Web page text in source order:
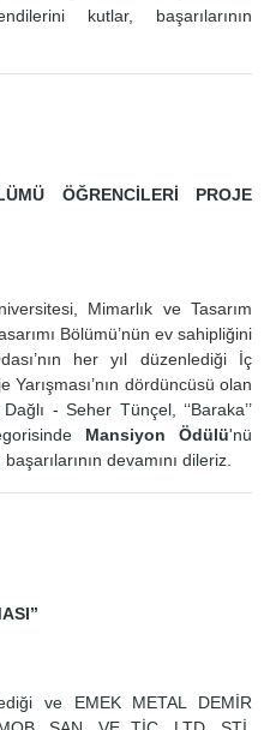
kutlar, başarılarının
ÖĞRENCİLERİ PROJE
Mimarlık ve Tasarım
Bölümü’nün ev sahipliğini
her yıl düzenlediği İç
dördüncüsü olan
- Seher Tünçel, ‘‘Baraka’’
Mansiyon Ödülü'nü
devamını dileriz.
ve EMEK METAL DEMİR